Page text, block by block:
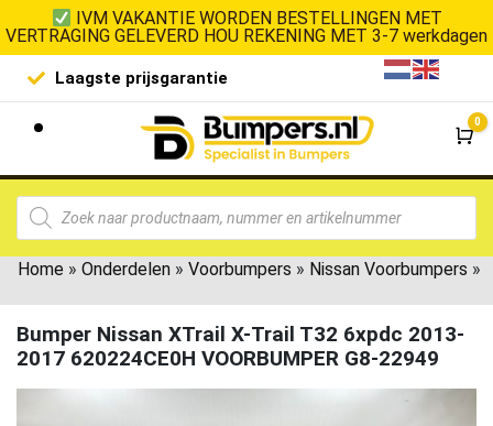
IVM VAKANTIE WORDEN BESTELLINGEN MET
VERTRAGING GELEVERD HOU REKENING MET 3-7 werkdagen
Laagste prijsgarantie De
0
Home » Onderdelen » Voorbumpers » Nissan Voorbumpers »
Bumper Nissan XTrail X-Trail T32 6xpdc 2013-
2017 620224CE0H VOORBUMPER G8-22949